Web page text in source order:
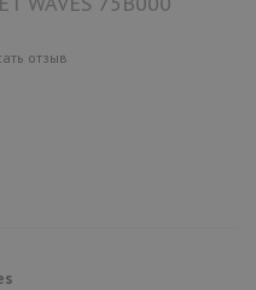
отзыв